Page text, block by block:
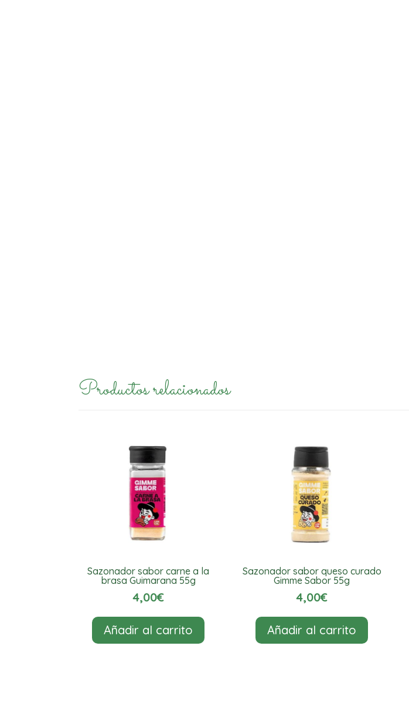
Productos relacionados
Sazonador sabor carne a la
brasa Guimarana 55g
4,00€
Añadir al carrito
Sazonador sabor queso curado
Gimme Sabor 55g
4,00€
Añadir al carrito